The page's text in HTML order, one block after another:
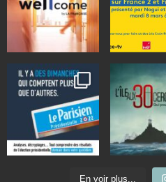
En voir plus...